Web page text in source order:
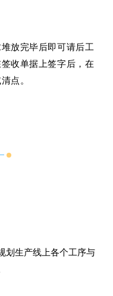
放完毕后即可请后工
收单据上签字后，在
点。
划生产线上各个工序与